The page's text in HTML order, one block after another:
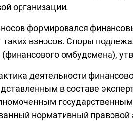
организации.
формировался
таких взносов. Споры
омбудсмена),
деятельности
в составе
нормативный правовой